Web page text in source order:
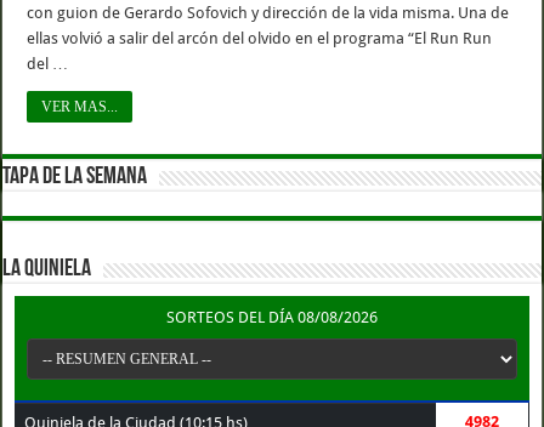
con guion de Gerardo Sofovich y dirección de la vida misma. Una de
ellas volvió a salir del arcón del olvido en el programa “El Run Run
del …
VER MAS...
TAPA DE LA SEMANA
LA QUINIELA
SORTEOS DEL DÍA 08/08/2026
Quiniela de la Ciudad (10:15 hs) 4982